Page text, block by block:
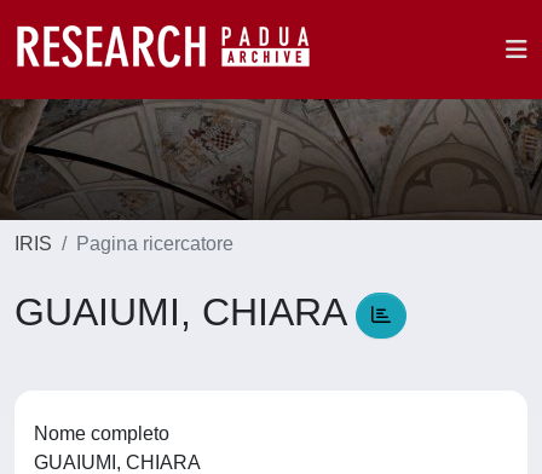
IRIS Pagina ricercatore
GUAIUMI, CHIARA
Nome completo
GUAIUMI, CHIARA